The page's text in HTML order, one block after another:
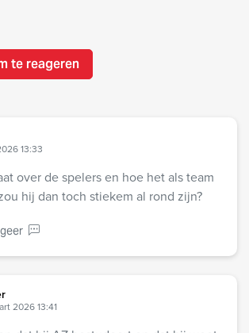
te reageren
13:33
over de spelers en hoe het als team
hij dan toch stiekem al rond zijn?
2026 13:41